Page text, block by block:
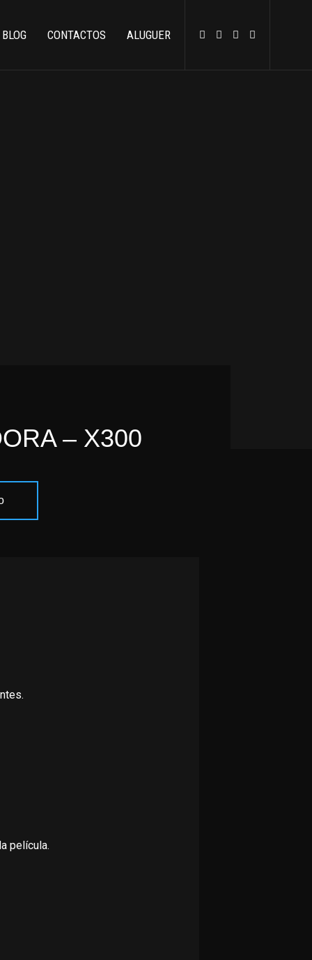
BLOG CONTACTOS ALUGUER
– X300
película.